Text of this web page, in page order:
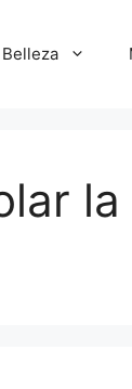
Belleza